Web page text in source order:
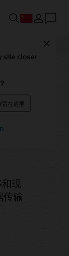
site closer
留在这里
现
传输